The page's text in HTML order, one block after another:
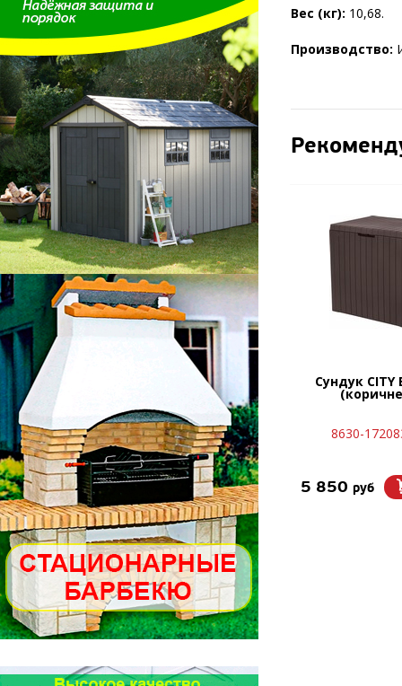
Вес (кг): 10,68.
Производство:
Сундук CITY
8630-
5 850 руб